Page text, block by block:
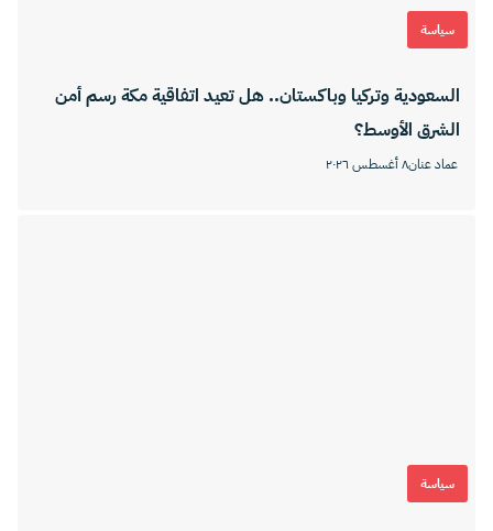
سياسة
السعودية وتركيا وباكستان.. هل تعيد اتفاقية مكة رسم أمن
الشرق الأوسط؟
عماد عنان٨ أغسطس ٢٠٢٦
سياسة